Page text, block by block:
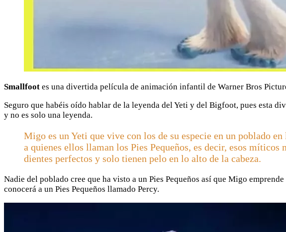
Smallfoot es una divertida película de animación infantil de Warner Bros
Seguro que habéis oído hablar de la leyenda del Yeti y del Bigfoot, pues esta
y no es solo una leyenda.
Migo es un Yeti que vive con los de su especie en un poblado
a quienes ellos llaman los Pies Pequeños, es decir, esos
dientes perfectos y solo tienen pelo en lo alto de la cabeza.
Nadie del poblado cree que ha visto a un Pies Pequeños así que Migo
conocerá a un Pies Pequeños llamado Percy.